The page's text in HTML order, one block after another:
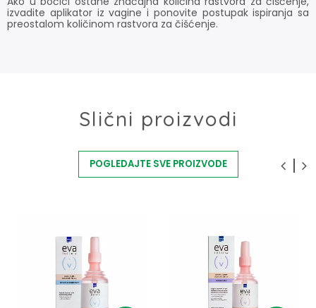
izvadite aplikator iz vagine i ponovite postupak ispiranja sa
preostalom količinom rastvora za čišćenje.
Slični proizvodi
POGLEDAJTE SVE PROIZVODE